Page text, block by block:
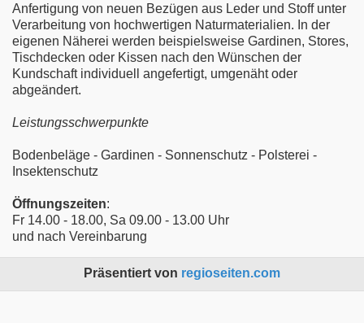
Anfertigung von neuen Bezügen aus Leder und Stoff unter
Verarbeitung von hochwertigen Naturmaterialien. In der
eigenen Näherei werden beispielsweise Gardinen, Stores,
Tischdecken oder Kissen nach den Wünschen der
Kundschaft individuell angefertigt, umgenäht oder
abgeändert.
Leistungsschwerpunkte
Bodenbeläge - Gardinen - Sonnenschutz - Polsterei -
Insektenschutz
Öffnungszeiten:
Fr 14.00 - 18.00, Sa 09.00 - 13.00 Uhr
und nach Vereinbarung
Präsentiert von regioseiten.com